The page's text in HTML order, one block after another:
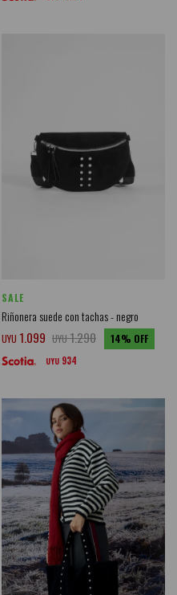
SALE
Riñonera suede con tachas - negro
UYU 1.099 UYU1.290 14
UYU 934